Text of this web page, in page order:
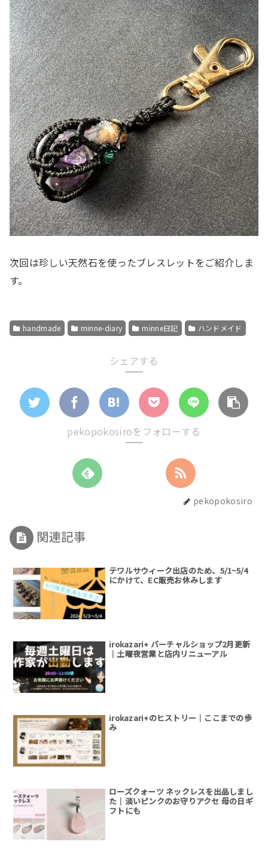
次回は珍しい天然石を使ったブレスレットをご紹介しま
す。
handmade minne-diary minne日記 ハンドメイド
シェアする
pekopokosiroをフォローする
pekopokosiro
関連記事
テワルサウィーク出店のため、5/1~5/4
にかけて、EC販売お休みします
irokazari+ バーチャルショップ2月更新
｜土曜夜営業と店内リニューアル
irokazari+のヒストリー｜ここまでの歩
み
ローズクォーツ ネックレスを出品しまし
た｜淡いピンクのお守りアクセ 母の日ギ
フトにも